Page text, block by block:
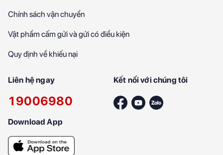
Chính sách vận chuyển
Vật phẩm cấm gửi và gửi có điều kiện
Quy định về khiếu nại
Liên hệ ngay
19006980
Kết nối với chúng tôi
Download App